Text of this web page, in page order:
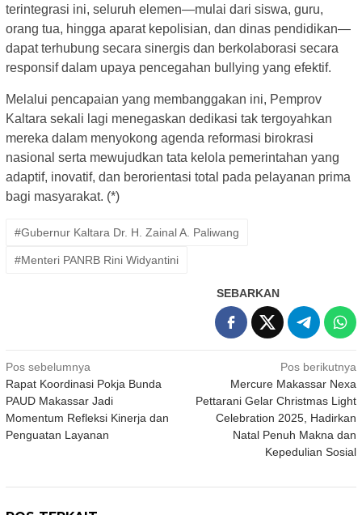
terintegrasi ini, seluruh elemen—mulai dari siswa, guru,
orang tua, hingga aparat kepolisian, dan dinas pendidikan—
dapat terhubung secara sinergis dan berkolaborasi secara
responsif dalam upaya pencegahan bullying yang efektif.
Melalui pencapaian yang membanggakan ini, Pemprov
Kaltara sekali lagi menegaskan dedikasi tak tergoyahkan
mereka dalam menyokong agenda reformasi birokrasi
nasional serta mewujudkan tata kelola pemerintahan yang
adaptif, inovatif, dan berorientasi total pada pelayanan prima
bagi masyarakat. (*)
#Gubernur Kaltara Dr. H. Zainal A. Paliwang
#Menteri PANRB Rini Widyantini
SEBARKAN
Navigasi
pos
Pos sebelumnya
Rapat Koordinasi Pokja Bunda
PAUD Makassar Jadi
Momentum Refleksi Kinerja dan
Penguatan Layanan
Pos berikutnya
Mercure Makassar Nexa
Pettarani Gelar Christmas Light
Celebration 2025, Hadirkan
Natal Penuh Makna dan
Kepedulian Sosial